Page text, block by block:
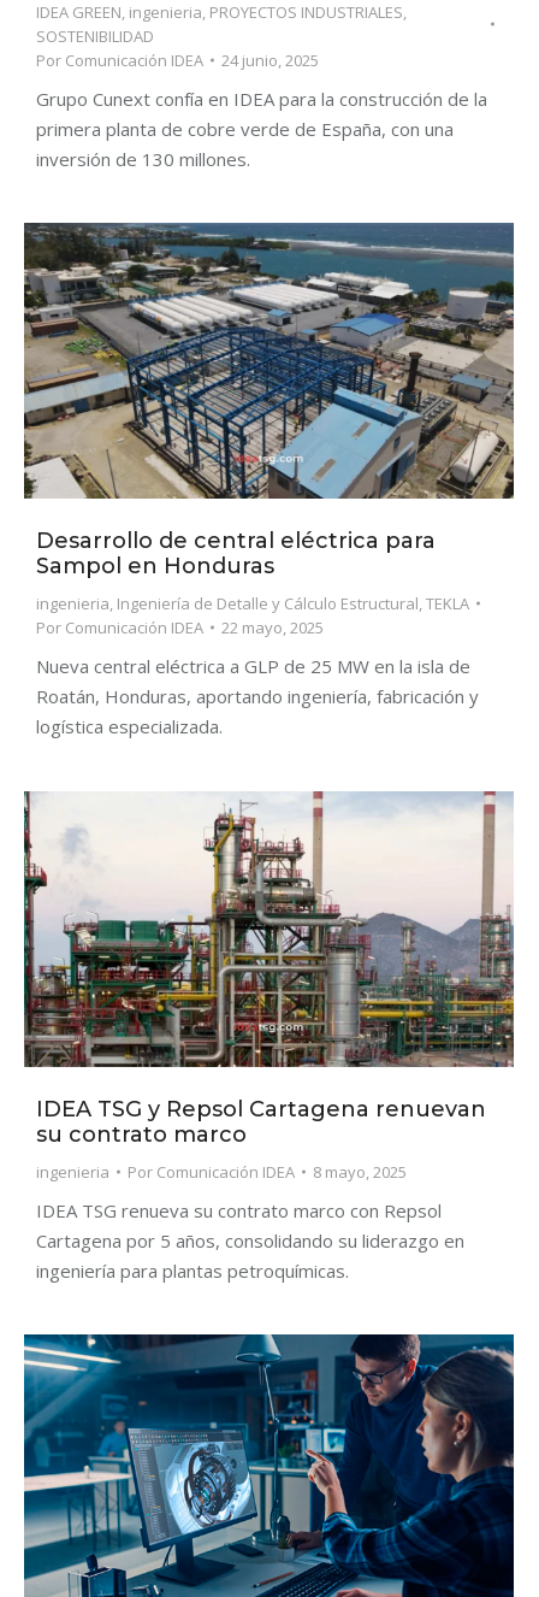
IDEA GREEN, ingenieria, PROYECTOS INDUSTRIALES,
SOSTENIBILIDAD
Por Comunicación IDEA 24 junio, 2025
Grupo Cunext confía en IDEA para la construcción de la
primera planta de cobre verde de España, con una
inversión de 130 millones.
Desarrollo de central eléctrica para
Sampol en Honduras
ingenieria, Ingeniería de Detalle y Cálculo Estructural,TEKLA
Por Comunicación IDEA 22 mayo, 2025
Nueva central eléctrica a GLP de 25 MW en la isla de
Roatán, Honduras, aportando ingeniería, fabricación y
logística especializada.
IDEA TSG y Repsol Cartagena renuevan
su contrato marco
ingenieria Por Comunicación IDEA 8 mayo, 2025
IDEA TSG renueva su contrato marco con Repsol
Cartagena por 5 años, consolidando su liderazgo en
ingeniería para plantas petroquímicas.